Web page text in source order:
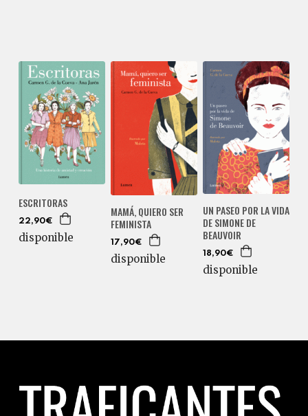
ESCRITORAS
22,90€
disponible
MAMÁ, QUIERO SER
FEMINISTA
17,90€
disponible
UN PASEO POR LA VIDA
DE SIMONE DE
BEAUVOIR
18,90€
disponible